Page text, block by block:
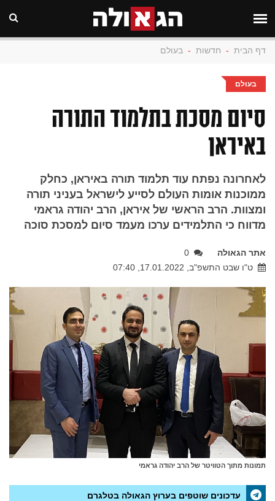
דף הבית - חדשות - בעולם
בעולם
סיום מסכת בתלמוד התורה
באיראן
לאחרונה נפתח עוד תלמוד תורה באיראן, כחלק
ממוכנות אומות העולם לסייע לישראל בעניני תורה
ומצוות. הרב הראשי של איראן, הרב יהודה גראמי
מדווח כי התלמידים ערכו מעמד סיום למסכת סוכה
אתר הגאולה
0
ט"ו שבט התשפ"ב, 17.01.2022, 07:40
תמונות מתוך הטוויטר של הרב יהודה גראמי
עדכונים שוטפים בערוץ הגאולה בטלגרם